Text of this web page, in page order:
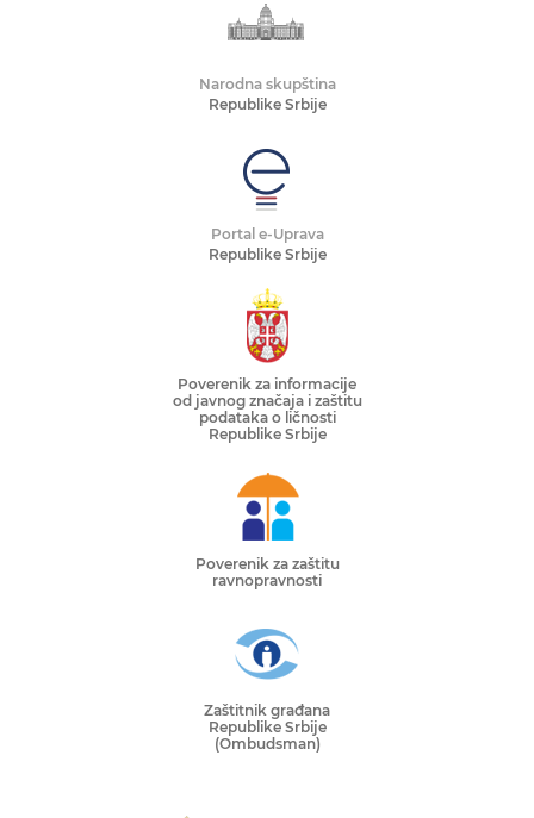
Narodna skupština
Republike Srbije
Portal e-Uprava
Republike Srbije
Poverenik za informacije
od javnog značaja i zaštitu
podataka o ličnosti
Republike Srbije
Poverenik za zaštitu
ravnopravnosti
Zaštitnik građana
Republike Srbije
(Ombudsman)